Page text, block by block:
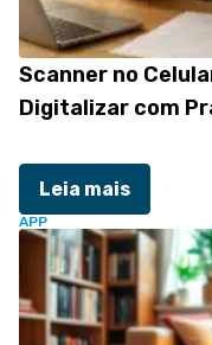
Scanner no
Digitalizar com
Leia mais
APP